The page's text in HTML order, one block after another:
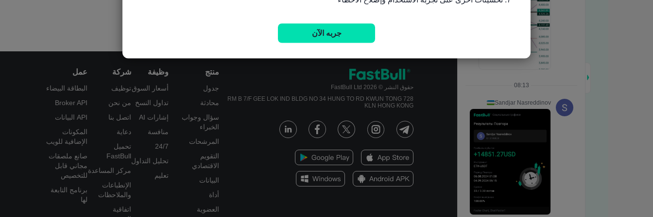
حقوق النشر © 2026 FastBull Ltd
728 RM B 7/F GEE LOK IND BLDG NO 34 HUNG TO RD KWUN TONG
KLN HONG KONG
منتج
جدول
محادثة
سؤال وجواب
الخبراء
المرشحات
التقويم
الاقتصادي
البيانات
أداة
العضوية
وظيفة
أسعار السوق
تداول النسخ
إشارات AI
منافسة
24/7
تحليل التداول
تعليم
شركة
توظيف
من نحن
اتصل بنا
دعاية
تحميل
FastBull
مركز المساعدة
الإنطباعات
والملاحظات
اتفاقية
عمل
البطاقة البيضاء
Broker API
API البيانات
المكونات
الإضافية للويب
صانع ملصقات
مجاني قابل
للتخصيص
برنامج التابعة
لها
جربه الآن